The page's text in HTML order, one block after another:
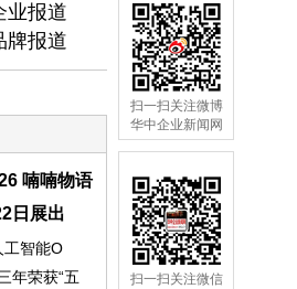
业报道
牌报道
扫一扫关注微博
华中企业新闻网
扫一扫关注微信
喃喃物语
日展出
工智能O
年荣获“五